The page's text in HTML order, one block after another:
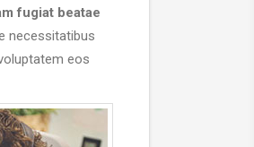
fugiat beatae
necessitatibus
eos